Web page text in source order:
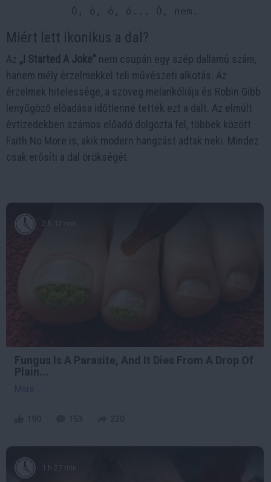
Miért lett ikonikus a dal?
Az „I Started A Joke” nem csupán egy szép dallamú szám,
hanem mély érzelmekkel teli művészeti alkotás. Az
érzelmek hitelessége, a szöveg melankóliája és Robin Gibb
lenyűgöző előadása időtlenné tették ezt a dalt. Az elmúlt
évtizedekben számos előadó dolgozta fel, többek között
Faith No More is, akik modern hangzást adtak neki. Mindez
csak erősíti a dal örökségét.
2 h 12 min
Fungus Is A Parasite, And It Dies From A Drop Of
Plain...
More
1 h 27 min